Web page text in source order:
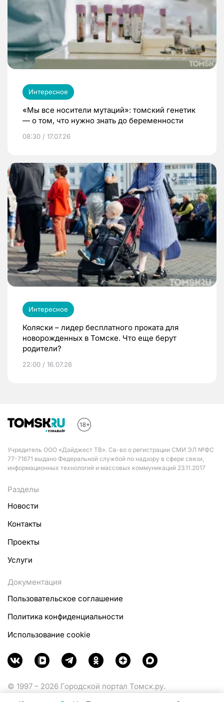
Интересное
«Мы все носители мутаций»: томский генетик
— о том, что нужно знать до беременности
08:30 / 17.07.26
Интересное
Коляски – лидер бесплатного проката для
новорожденных в Томске. Что еще берут
родители?
22:00 / 16.07.26
Учредитель ООО «Дайджест ТВ». Св-во о регистрации СМИ ЭЛ №ФС
77-71671 выдано Федеральной службой по надзору в сфере связи,
информационных технологий и массовых коммуникаций 23.11.2017
Разделы
Новости
Контакты
Проекты
Услуги
Документация
Пользовательское соглашение
Политика конфиденциальности
Использование cookie
© 1997 – 2026 Городской портал Томск.ру.